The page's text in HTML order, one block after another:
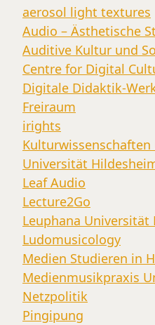
aerosol light textures
Audio – Ästhetische
Auditive Kultur und
Centre for Digital
Digitale Didaktik-
Freiraum
irights
Universität
Leaf Audio
Lecture2Go
Leuphana Universität
Ludomusicology
Medien Studieren in
Medienmusikpraxis
Netzpolitik
Pingipung